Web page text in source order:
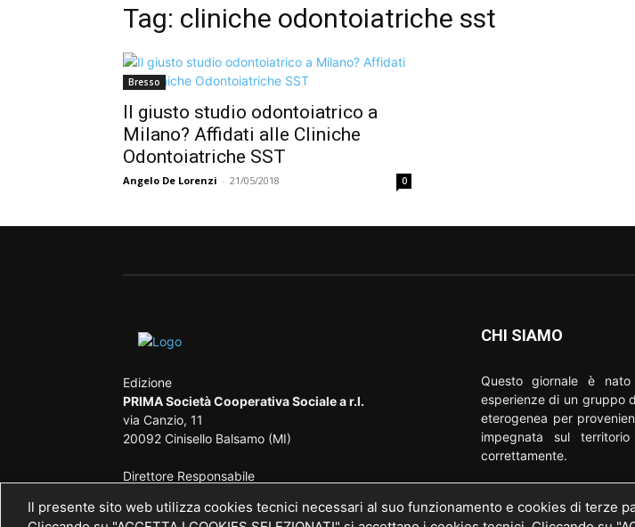
Tag: cliniche odontoiatriche sst
Bresso
Il giusto studio odontoiatrico a
Milano? Affidati alle Cliniche
Odontoiatriche SST
Angelo De Lorenzi - 21/05/2018 0
Edizione
PRIMA Società Cooperativa Sociale a r.l.
via Canzio, 11
20092 Cinisello Balsamo (MI)
Direttore Responsabile
Stampa presso il Tribunale di Monza al n. 20 del
CHI SIAMO
Questo giornale è
esperienze di un gruppo
eterogenea per
impegnata sul
correttamente.
Il presente sito web utilizza cookies tecnici necessari al suo funzionamento e cookies di terze